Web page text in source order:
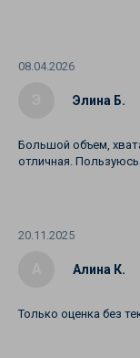
Элина Б.
08.04.2026
Большой объем,
отличная.
Алина К.
20.11.2025
Только оценка без